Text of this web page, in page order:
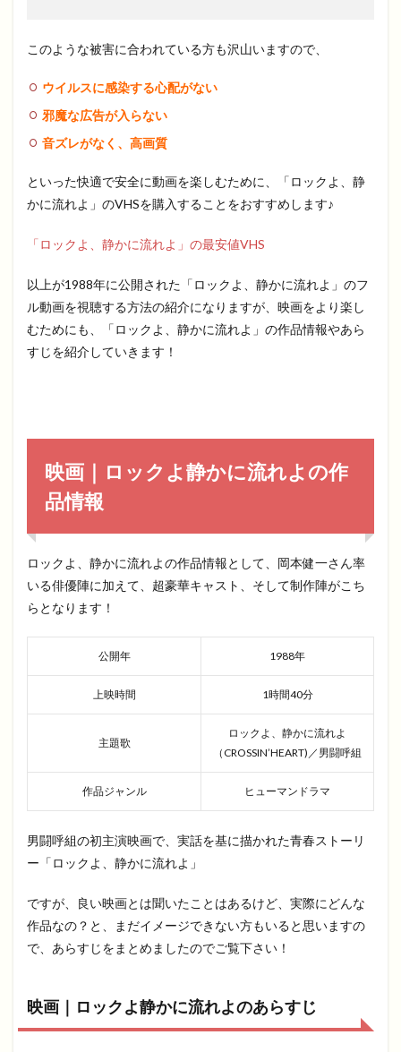
このような被害に合われている方も沢山いますので、
ウイルスに感染する心配がない
邪魔な広告が入らない
音ズレがなく、高画質
といった快適で安全に動画を楽しむために、「ロックよ、静
かに流れよ」のVHSを購入することをおすすめします♪
「ロックよ、静かに流れよ」の最安値VHS
以上が1988年に公開された「ロックよ、静かに流れよ」のフ
ル動画を視聴する方法の紹介になりますが、映画をより楽し
むためにも、「ロックよ、静かに流れよ」の作品情報やあら
すじを紹介していきます！
映画｜ロックよ静かに流れよの作
品情報
ロックよ、静かに流れよの作品情報として、岡本健一さん率
いる俳優陣に加えて、超豪華キャスト、そして制作陣がこち
らとなります！
公開年 1988年
上映時間 1時間40分
主題歌
ロックよ、静かに流れよ
（CROSSIN’HEART)／男闘呼組
作品ジャンル ヒューマンドラマ
男闘呼組の初主演映画で、実話を基に描かれた青春ストーリ
ー「ロックよ、静かに流れよ」
ですが、良い映画とは聞いたことはあるけど、実際にどんな
作品なの？と、まだイメージできない方もいると思いますの
で、あらすじをまとめましたのでご覧下さい！
映画｜ロックよ静かに流れよのあらすじ